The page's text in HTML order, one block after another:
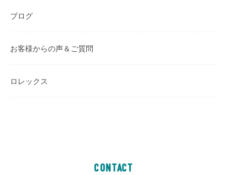
ブログ
お客様からの声＆ご質問
ロレックス
CONTACT